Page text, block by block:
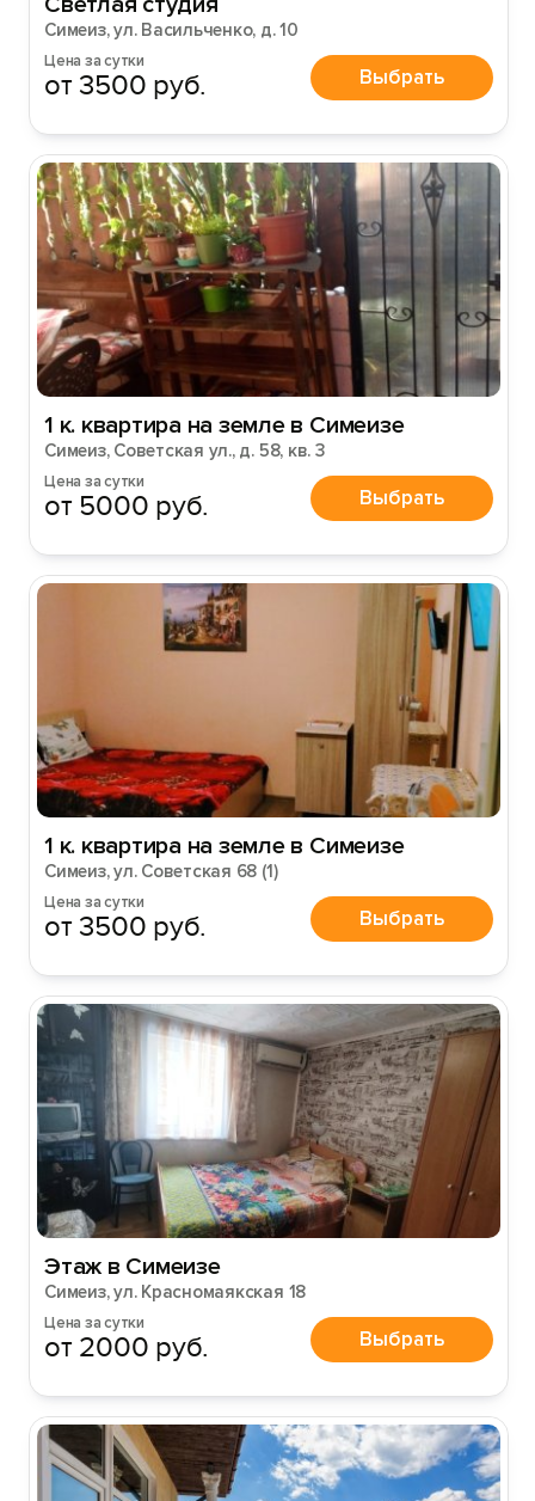
Симеиз, ул. Васильченко, д. 10
Цена за сутки
от 3500 руб. Выбрать
1 к. квартира на земле в Симеизе
Симеиз, Советская ул., д. 58, кв. 3
Цена за сутки
от 5000 руб. Выбрать
1 к. квартира на земле в Симеизе
Симеиз, ул. Советская 68 (1)
Цена за сутки
от 3500 руб. Выбрать
Этаж в Симеизе
Симеиз, ул. Красномаякская 18
Цена за сутки
от 2000 руб. Выбрать